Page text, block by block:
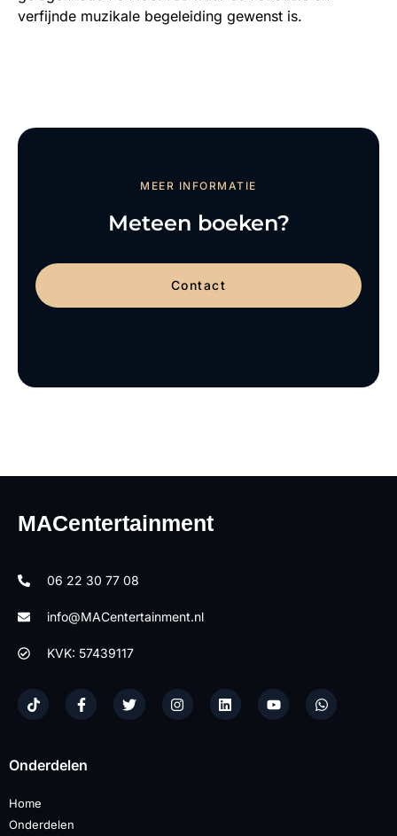
verfijnde muzikale begeleiding gewenst is.
MEER INFORMATIE
Meteen boeken?
Contact
MACentertainment
06 22 30 77 08
info@MACentertainment.nl
KVK: 57439117
Onderdelen
Home
Onderdelen